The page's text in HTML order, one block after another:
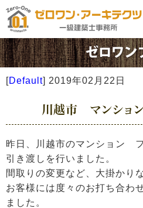
[Default] 2019年02月22日
川越市 マンション
昨日、川越市のマンション
引き渡しを行いました。
間取りの変更など、大掛かり
お客様には度々のお打ち合わ
ました。